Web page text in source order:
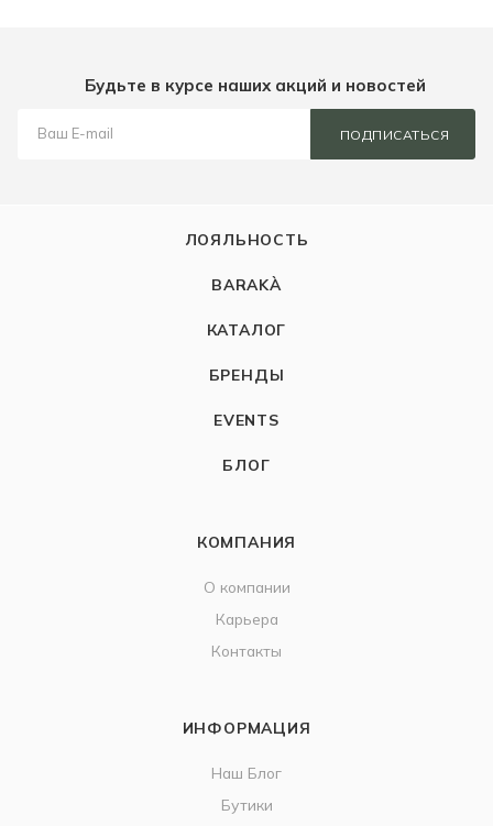
Будьте в курсе наших акций и новостей
ПОДПИСАТЬСЯ
ЛОЯЛЬНОСТЬ
BARAKÀ
КАТАЛОГ
БРЕНДЫ
EVENTS
БЛОГ
КОМПАНИЯ
О компании
Карьера
Контакты
ИНФОРМАЦИЯ
Наш Блог
Бутики